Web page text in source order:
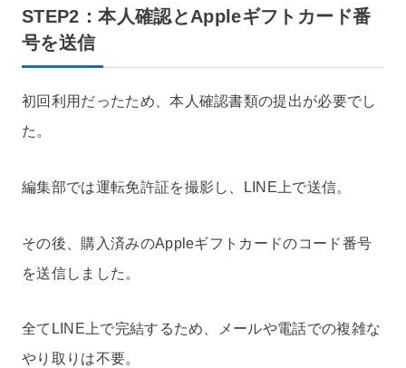
STEP2：本人確認とAppleギフトカード番
号を送信
初回利用だったため、本人確認書類の提出が必要でし
た。
編集部では運転免許証を撮影し、LINE上で送信。
その後、購入済みのAppleギフトカードのコード番号
を送信しました。
全てLINE上で完結するため、メールや電話での複雑な
やり取りは不要。